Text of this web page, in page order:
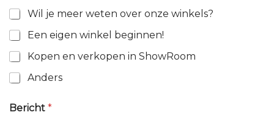
*
Wil je meer weten over onze winkels?
Een eigen winkel beginnen!
Kopen en verkopen in ShowRoom
Anders
Bericht *